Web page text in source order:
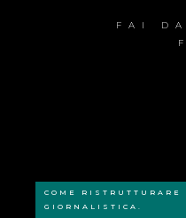
FAI
COME
GIORNALISTICA.